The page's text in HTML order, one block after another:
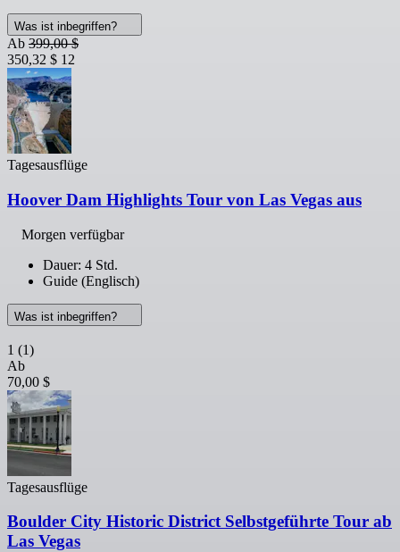
Was ist inbegriffen?
Ab 399,00 $
350,32 $ 12
Tagesausflüge
Hoover Dam Highlights Tour von Las Vegas aus
Morgen verfügbar
Dauer: 4 Std.
Guide (Englisch)
Was ist inbegriffen?
1 (1)
Ab
70,00 $
Tagesausflüge
Boulder City Historic District Selbstgeführte Tour ab
Las Vegas